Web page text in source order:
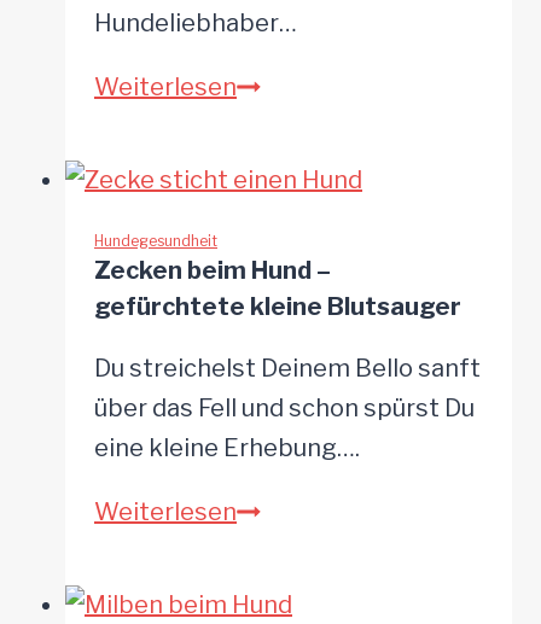
Hundeliebhaber…
WeiterlesenSpulwürmer
Hund
der
häufigsten
Parasiten
Hundegesundheit
Zecken beim Hund –
gefürchtete kleine Blutsauger
Du streichelst Deinem Bello sanft
über das Fell und schon spürst Du
eine kleine Erhebung….
WeiterlesenZecken
Hund